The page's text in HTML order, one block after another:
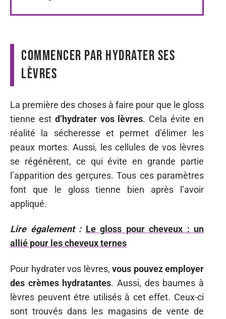
Commencer par hydrater ses
lèvres
La première des choses à faire pour que le gloss
tienne est d’hydrater vos lèvres. Cela évite en
réalité la sécheresse et permet d’élimer les
peaux mortes. Aussi, les cellules de vos lèvres
se régénèrent, ce qui évite en grande partie
l’apparition des gerçures. Tous ces paramètres
font que le gloss tienne bien après l’avoir
appliqué.
Lire également : Le gloss pour cheveux : un
allié pour les cheveux ternes
Pour hydrater vos lèvres, vous pouvez employer
des crèmes hydratantes. Aussi, des baumes à
lèvres peuvent être utilisés à cet effet. Ceux-ci
sont trouvés dans les magasins de vente de